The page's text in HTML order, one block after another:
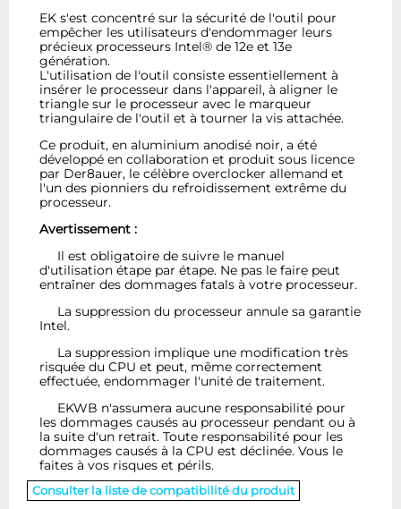
EK s'est concentré sur la sécurité de l'outil pour
empêcher les utilisateurs d'endommager leurs
précieux processeurs Intel® de 12e et 13e
génération.
L'utilisation de l'outil consiste essentiellement à
insérer le processeur dans l'appareil, à aligner le
triangle sur le processeur avec le marqueur
triangulaire de l'outil et à tourner la vis attachée.
Ce produit, en aluminium anodisé noir, a été
développé en collaboration et produit sous licence
par Der8auer, le célèbre overclocker allemand et
l'un des pionniers du refroidissement extrême du
processeur.
Avertissement :
Il est obligatoire de suivre le manuel
d'utilisation étape par étape. Ne pas le faire peut
entraîner des dommages fatals à votre processeur.
La suppression du processeur annule sa garantie
Intel.
La suppression implique une modification très
risquée du CPU et peut, même correctement
effectuée, endommager l'unité de traitement.
EKWB n'assumera aucune responsabilité pour
les dommages causés au processeur pendant ou à
la suite d'un retrait. Toute responsabilité pour les
dommages causés à la CPU est déclinée. Vous le
faites à vos risques et périls.
Consulter la liste de compatibilité du produit